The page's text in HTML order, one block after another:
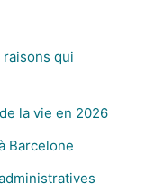
raisons qui
la vie en 2026
Barcelone